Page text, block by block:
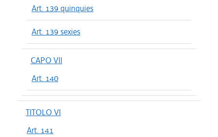
Art. 139 quinquies
Art. 139 sexies
CAPO VII
Art. 140
TITOLO VI
Art. 141